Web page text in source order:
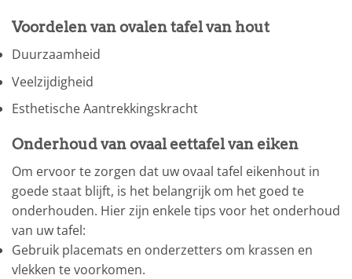
Voordelen van ovalen tafel van hout
Duurzaamheid
Veelzijdigheid
Esthetische Aantrekkingskracht
Onderhoud van ovaal eettafel van eiken
Om ervoor te zorgen dat uw ovaal tafel eikenhout in
goede staat blijft, is het belangrijk om het goed te
onderhouden. Hier zijn enkele tips voor het onderhoud
van uw tafel:
Gebruik placemats en onderzetters om krassen en
vlekken te voorkomen.